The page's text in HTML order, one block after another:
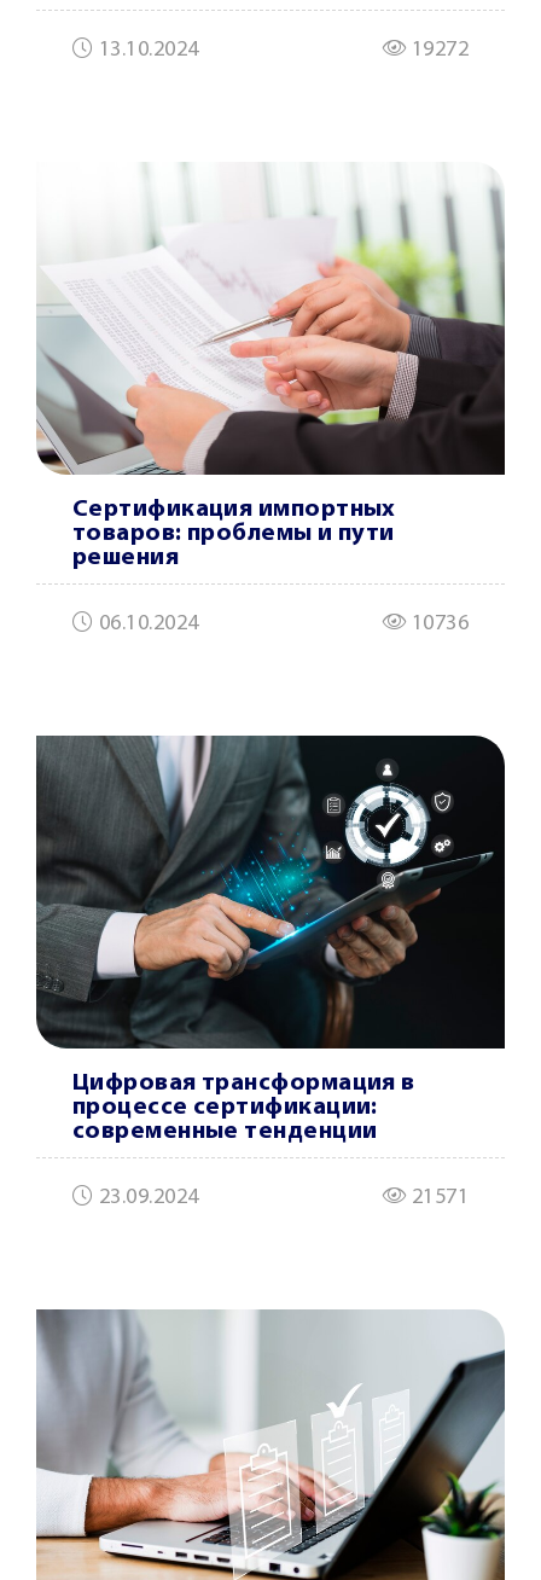
13.10.2024 19272
Сертификация импортных
товаров: проблемы и пути
решения
06.10.2024 10736
Цифровая трансформация в
процессе сертификации:
современные тенденции
23.09.2024 21571